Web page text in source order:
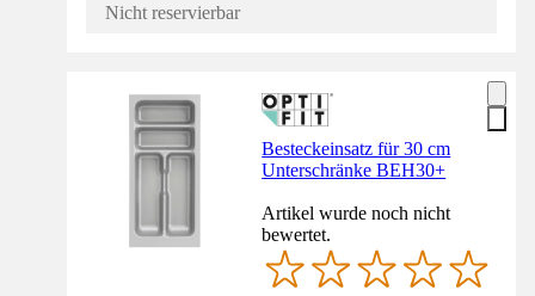
Nicht reservierbar
Besteckeinsatz für 30 cm
Unterschränke BEH30+
Artikel wurde noch nicht
bewertet.